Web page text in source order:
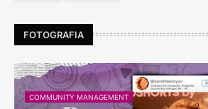
FOTOGRAFIA
COMMUNITY MANAGEMENT